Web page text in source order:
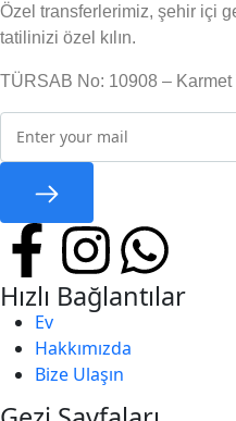
Özel transferlerimiz, şehir içi
tatilinizi özel kılın.
TÜRSAB No: 10908 – Karmet
Hızlı Bağlantılar
Ev
Hakkımızda
Bize Ulaşın